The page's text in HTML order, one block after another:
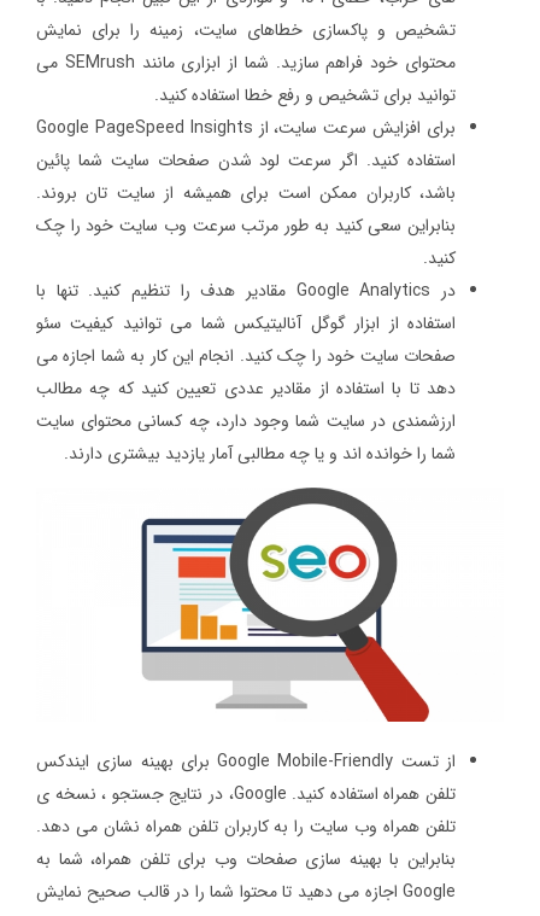
تشخیص و پاکسازی خطاهای سایت، زمینه را برای نمایش
محتوای خود فراهم سازید. شما از ابزاری مانند SEMrush می
توانید برای تشخیص و رفع خطا استفاده کنید.
برای افزایش سرعت سایت، از Google PageSpeed Insights
استفاده کنید. اگر سرعت لود شدن صفحات سایت شما پائین
باشد، کاربران ممکن است برای همیشه از سایت تان بروند.
بنابراین سعی کنید به طور مرتب سرعت وب سایت خود را چک
کنید.
در Google Analytics مقادیر هدف را تنظیم کنید. تنها با
استفاده از ابزار گوگل آنالیتیکس شما می توانید کیفیت سئو
صفحات سایت خود را چک کنید. انجام این کار به شما اجازه می
دهد تا با استفاده از مقادیر عددی تعیین کنید که چه مطالب
ارزشمندی در سایت شما وجود دارد، چه کسانی محتوای سایت
شما را خوانده اند و یا چه مطالبی آمار یازدید بیشتری دارند.
از تست Google Mobile-Friendly برای بهینه سازی ایندکس
تلفن همراه استفاده کنید. Google، در نتایج جستجو ، نسخه ی
تلفن همراه وب سایت را به کاربران تلفن همراه نشان می دهد.
بنابراین با بهینه سازی صفحات وب برای تلفن همراه، شما به
Google اجازه می دهید تا محتوا شما را در قالب صحیح نمایش